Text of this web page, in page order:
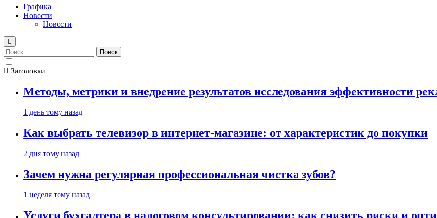
Графика
Новости
Новости
Найти:
Заголовки
Методы, метрики и внедрение результатов исследования эффективности
1 день тому назад
Как выбрать телевизор в интернет-магазине: от характеристик до покупки
2 дня тому назад
Зачем нужна регулярная профессиональная чистка зубов?
1 неделя тому назад
Услуги бухгалтера в налоговом консультировании: как снизить риски и